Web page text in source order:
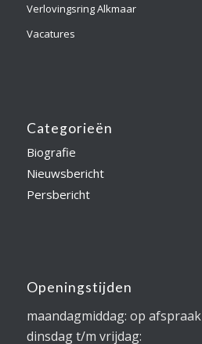
Verlovingsring Alkmaar
Vacatures
Categorieën
Biografie
Nieuwsbericht
Persbericht
Openingstijden
maandagmiddag: op afspraak
dinsdag t/m vrijdag: